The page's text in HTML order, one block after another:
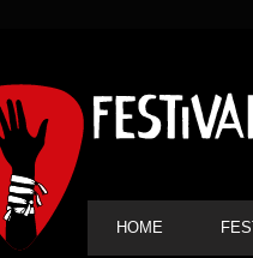
HAUPT-
HOME